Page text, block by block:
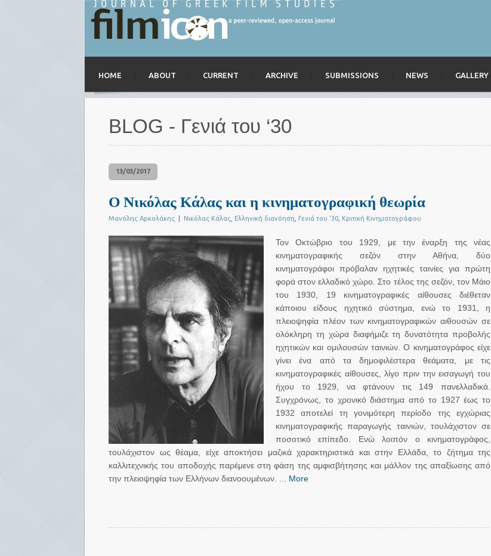
HOME ABOUT CURRENT ARCHIVE SUBMISSIONS NEWS GALLERY
BLOG - Γενιά του ‘30
13/03/2017
Ο Νικόλας Κάλας και η κινηματογραφική θεωρία
Μανόλης Αρκολάκης Νικόλας Κάλας Ελληνική διανόηση Γενιά του ‘30 Κριτική Κινηματογράφου
Τον Οκτώβριο του 1929, με την έναρξη της νέας
κινηματογραφικής σεζόν στην Αθήνα, δύο
κινηματογράφοι πρόβαλαν ηχητικές ταινίες για πρώτη
φορά στον ελλαδικό χώρο. Στο τέλος της σεζόν, τον Μάιο
του 1930, 19 κινηματογραφικές αίθουσες διέθεταν
κάποιου είδους ηχητικό σύστημα, ενώ το 1931, η
πλειοψηφία πλέον των κινηματογραφικών αιθουσών σε
ολόκληρη τη χώρα διαφήμιζε τη δυνατότητα προβολής
ηχητικών και ομιλουσών ταινιών. Ο κινηματογράφος είχε
γίνει ένα από τα δημοφιλέστερα θεάματα, με τις
κινηματογραφικές αίθουσες, λίγο πριν την εισαγωγή του
ήχου το 1929, να φτάνουν τις 149 πανελλαδικά.
Συγχρόνως, το χρονικό διάστημα από το 1927 έως το
1932 αποτελεί τη γονιμότερη περίοδο της εγχώριας
κινηματογραφικής παραγωγής ταινιών, τουλάχιστον σε
ποσοτικό επίπεδο. Ενώ λοιπόν ο κινηματογράφος,
τουλάχιστον ως θέαμα, είχε αποκτήσει μαζικά χαρακτηριστικά και στην Ελλάδα, το ζήτημα της
καλλιτεχνικής του αποδοχής παρέμενε στη φάση της αμφισβήτησης και μάλλον της απαξίωσης από
την πλειοψηφία των Ελλήνων διανοουμένων. ... More